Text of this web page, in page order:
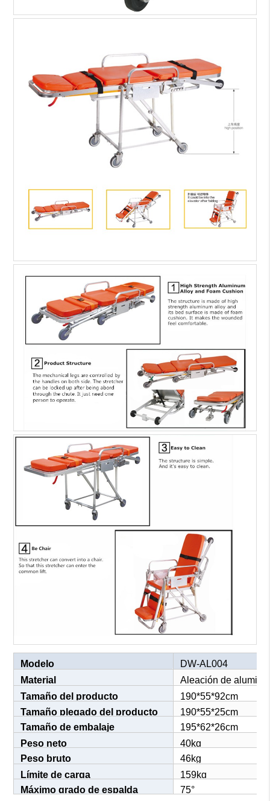
Modelo
DW-AL004
Material
Aleación de
Tamaño del producto
190*55*92cm
Tamaño plegado del producto
190*55*25cm
Tamaño de embalaje
195*62*26cm
Peso neto
40kg
Peso bruto
46kg
Límite de carga
159kg
Máximo grado de espalda
75°